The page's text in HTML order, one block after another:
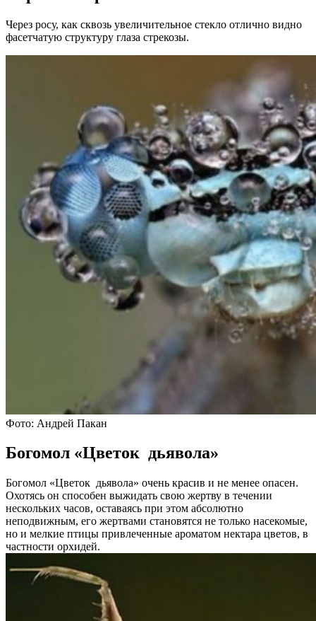
Через росу, как сквозь увеличительное стекло отлично видно
фасетчатую структуру глаза стрекозы.
Фото: Андрей Пакан
Богомол «Цветок дьявола»
Богомол «Цветок дьявола» очень красив и не менее опасен.
Охотясь он способен выжидать свою жертву в течении
нескольких часов, оставаясь при этом абсолютно
неподвижным, его жертвами становятся не только насекомые,
но и мелкие птицы привлеченные ароматом нектара цветов, в
частности орхидей.